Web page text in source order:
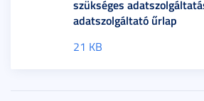
szükséges
adatszolgáltató űrlap
21 KB